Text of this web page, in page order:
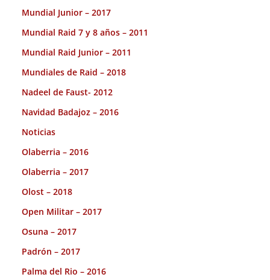
Mundial Junior – 2017
Mundial Raid 7 y 8 años – 2011
Mundial Raid Junior – 2011
Mundiales de Raid – 2018
Nadeel de Faust- 2012
Navidad Badajoz – 2016
Noticias
Olaberria – 2016
Olaberria – 2017
Olost – 2018
Open Militar – 2017
Osuna – 2017
Padrón – 2017
Palma del Rio – 2016